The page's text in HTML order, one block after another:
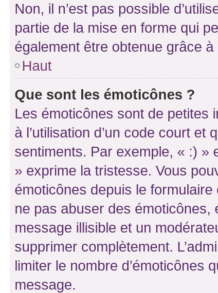
Non, il n’est pas possible
partie de la mise en forme qui
également être obtenue grâce à
Haut
Que sont les émoticônes ?
Les émoticônes sont de petites
à l’utilisation d’un code court et
sentiments. Par exemple, « :) »
» exprime la tristesse. Vous
émoticônes depuis le
ne pas abuser des
message illisible et un
supprimer complètement.
limiter le nombre d’émoticônes
message.